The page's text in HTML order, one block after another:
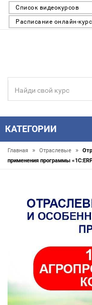
Список видеокурсов
Расписание онлайн-
КАТЕГОРИИ
Главная » Отраслевые »
применения программы